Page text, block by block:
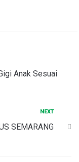
Anak Sesuai
NEXT
SEMARANG